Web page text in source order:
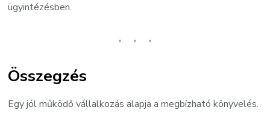
ügyintézésben.
Összegzés
Egy jól működő vállalkozás alapja a megbízható könyvelés.